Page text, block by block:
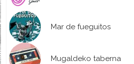
Mar de fueguitos
Mugaldeko taberna